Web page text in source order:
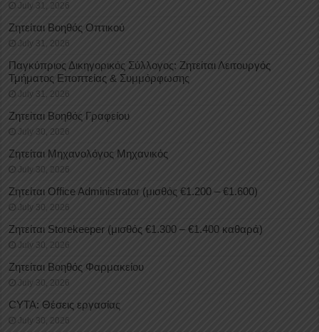
July 31, 2026
Ζητείται Βοηθός Οπτικού
July 31, 2026
Παγκύπριος Δικηγορικός Σύλλογος: Ζητείται Λειτουργός
Τμήματος Εποπτείας & Συμμόρφωσης
July 31, 2026
Ζητείται Βοηθός Γραφείου
July 30, 2026
Ζητείται Μηχανολόγος Μηχανικός
July 30, 2026
Ζητείται Office Administrator (μισθός €1.200 – €1.600)
July 30, 2026
Ζητείται Storekeeper (μισθός €1.300 – €1.400 καθαρά)
July 30, 2026
Ζητείται Βοηθός Φαρμακείου
July 30, 2026
CYTA: Θέσεις εργασίας
July 30, 2026